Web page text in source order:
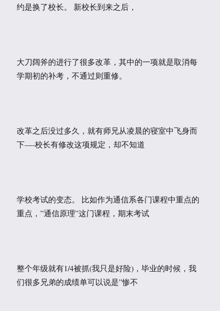
约是换了校长。 新校长到来之后，
大刀阔斧的进行了很多改革，其中的一项就是取消每
学期初的补考，不通过则重修。
改革之后没过多久，就有师兄从凌晨的寝室中飞身而
下—-校长有修改这项规定，却不知道
学校考试的变态。 比如作为通信系各门课程中重点的
重点，”通信原理”这门课程，期末考试
整个年级就有1/4被抓(我只是好险)，毕业的时候，我
们很多兄弟的成绩单可以说是”惨不